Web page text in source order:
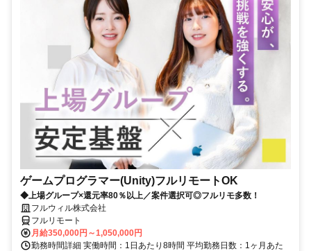
ゲームプログラマー(Unity)フルリモートOK
◆上場グループ×還元率80％以上／案件選択可◎フルリモ多数！
フルウィル株式会社
フルリモート
月給350,000円～1,050,000円
勤務時間詳細 実働時間：1日あたり8時間 平均勤務日数：1ヶ月あた